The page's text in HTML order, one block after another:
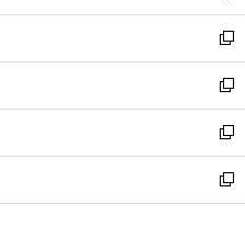
開
く
ウ
で
開
く
ン
ド
ウ
で
開
く
ウ
ィ
ン
ド
ウ
で
開
く
し
い
ウ
ィ
ン
ド
ウ
で
開
新
し
い
ウ
ィ
ン
ド
ウ
新
し
い
ウ
ィ
ン
新
し
い
ウ
新
し